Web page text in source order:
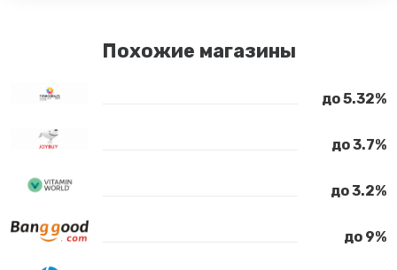
Похожие магазины
до 5.32%
до 3.7%
до 3.2%
до 9%